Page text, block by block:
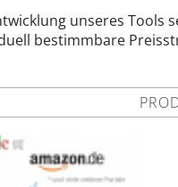
unseres
bestimmbare